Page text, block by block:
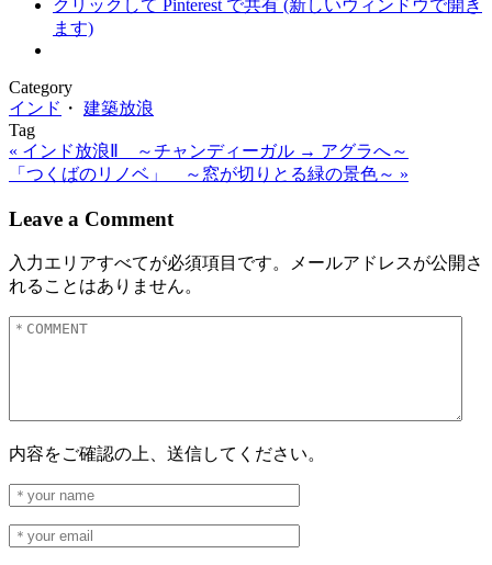
クリックして Pinterest で共有 (新しいウィンドウで開き
ます)
Category
インド ・ 建築放浪
Tag
« インド放浪Ⅱ ～チャンディーガル → アグラへ～
「つくばのリノベ」 ～窓が切りとる緑の景色～ »
Leave a Comment
入力エリアすべてが必須項目です。メールアドレスが公開さ
れることはありません。
内容をご確認の上、送信してください。